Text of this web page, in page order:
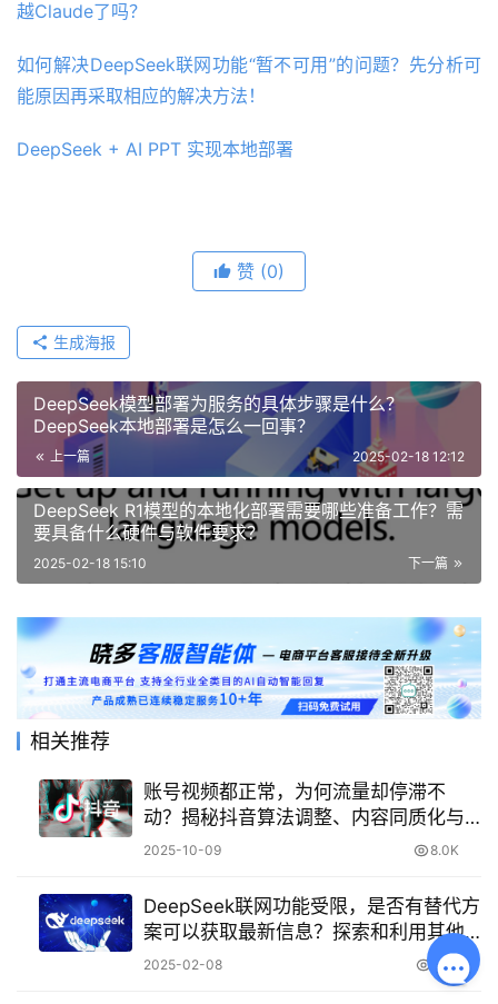
越Claude了吗？
如何解决DeepSeek联网功能“暂不可用”的问题？先分析可
能原因再采取相应的解决方法！
DeepSeek + AI PPT 实现本地部署
赞 (0)
生成海报
DeepSeek模型部署为服务的具体步骤是什么？
DeepSeek本地部署是怎么一回事？
上一篇 2025-02-18 12:12
DeepSeek R1模型的本地化部署需要哪些准备工作？需
要具备什么硬件与软件要求？
下一篇
2025-02-18 15:10
相关推荐
账号视频都正常，为何流量却停滞不
动？揭秘抖音算法调整、内容同质化与
推广不足背后的流量困局！
2025-10-09 8.0K
DeepSeek联网功能受限，是否有替代方
案可以获取最新信息？探索和利用其他
替代方案
2025-02-08 1.3K